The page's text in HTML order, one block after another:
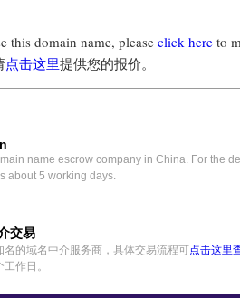
this domain name, please click here to
点击这里提供您的报价。
name escrow company in China. For the
about 5 working days.
交易
的域名中介服务商，具体交易流程可点击这里
作日。